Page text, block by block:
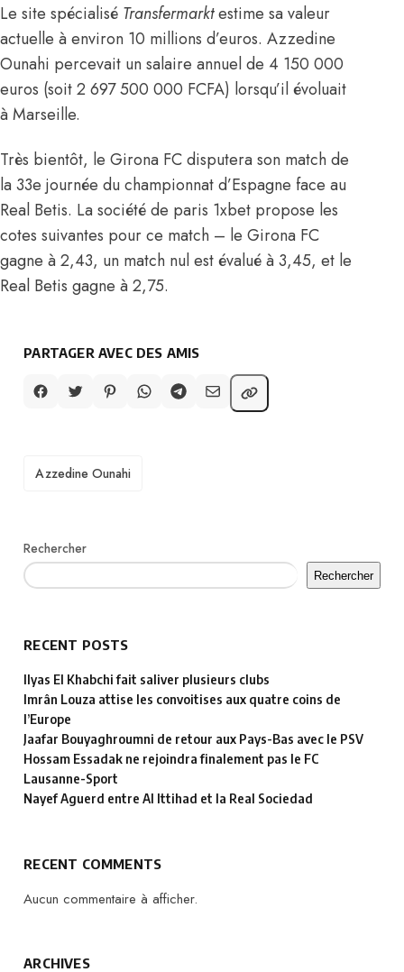
Le site spécialisé Transfermarktestime sa valeur
actuelle à environ 10 millions d’euros. Azzedine
Ounahi percevait un salaire annuel de 4 150 000
euros (soit 2 697 500 000 FCFA) lorsqu’il évoluait
à Marseille.
Très bientôt, le Girona FC disputera son match de
la 33e journée du championnat d’Espagne face au
Real Betis. La société de paris 1xbet propose les
cotes suivantes pour ce match – le Girona FC
gagne à 2,43, un match nul est évalué à 3,45, et le
Real Betis gagne à 2,75.
PARTAGER AVEC DES AMIS
TAGS
Azzedine Ounahi
Rechercher
Rechercher
RECENT POSTS
Ilyas El Khabchi fait saliver plusieurs clubs
Imrân Louza attise les convoitises aux quatre coins de
l’Europe
Jaafar Bouyaghroumni de retour aux Pays-Bas avec le PSV
Hossam Essadak ne rejoindra finalement pas le FC
Lausanne-Sport
Nayef Aguerd entre Al Ittihad et la Real Sociedad
RECENT COMMENTS
Aucun commentaire à afficher.
ARCHIVES